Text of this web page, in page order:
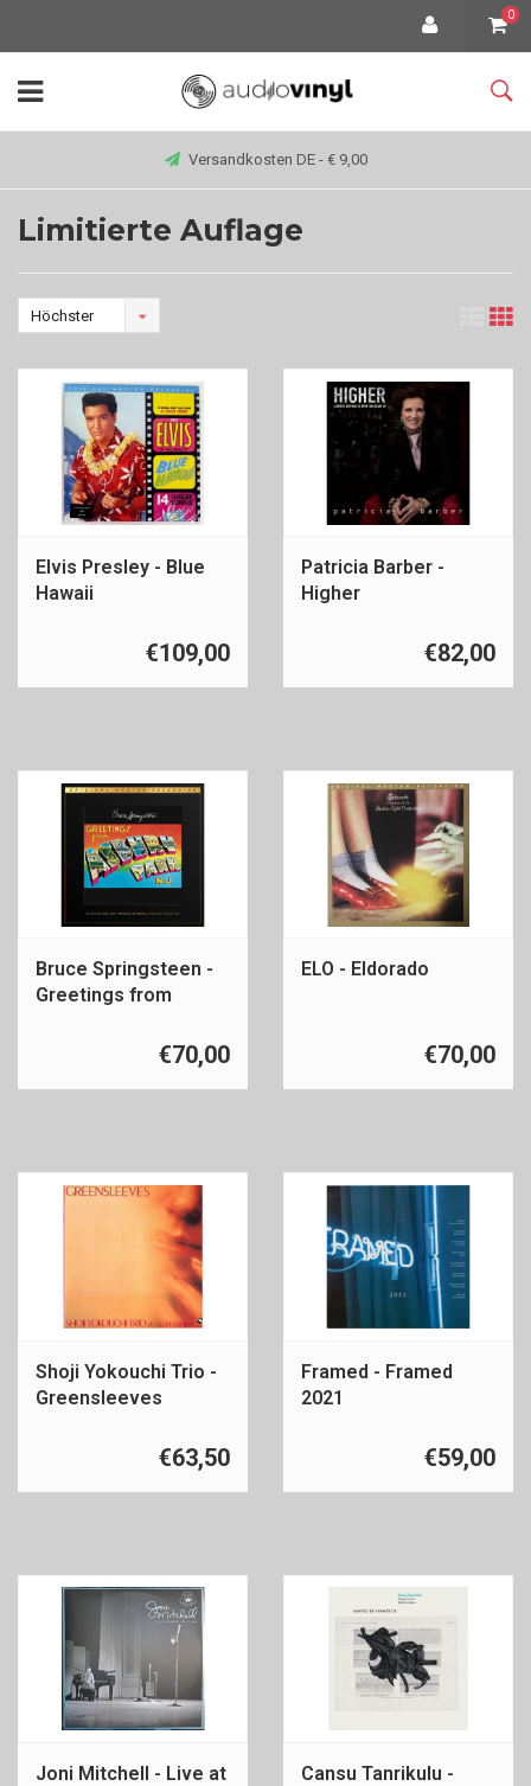
0
Versandkosten DE - € 9,00
Limitierte Auflage
Höchster
Elvis Presley - Blue
Hawaii
€109,00
Patricia Barber -
Higher
€82,00
Bruce Springsteen -
Greetings from
€70,00
ELO - Eldorado
€70,00
Shoji Yokouchi Trio -
Greensleeves
€63,50
Framed - Framed
2021
€59,00
Joni Mitchell - Live at
Cansu Tanrikulu -